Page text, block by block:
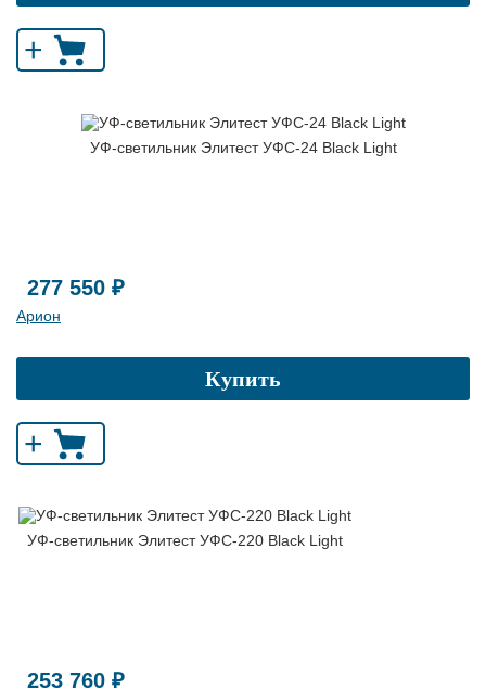
+
УФ-светильник Элитест УФС-24 Black Light
277 550 ₽
Арион
Купить
+
УФ-светильник Элитест УФС-220 Black Light
253 760 ₽